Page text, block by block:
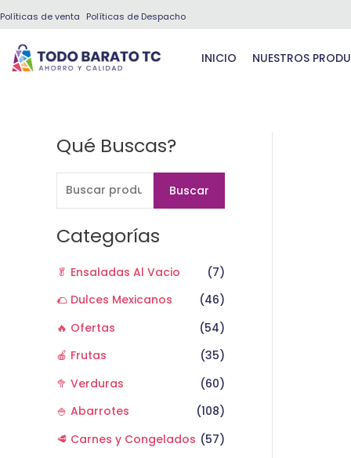
al
contenido
Políticas de venta Políticas de Despacho
INICIO NUESTROS
Qué Buscas?
B
c
a
p
o
Buscar
Categorías
🥬 Ensaladas Al Vacio
(7)
🌮 Dulces Mexicanos
(46)
🔥 Ofertas
(54)
🍎 Frutas
(35)
🥦 Verduras
(60)
🍚 Abarrotes
(108)
🥩 Carnes y Congelados (57)